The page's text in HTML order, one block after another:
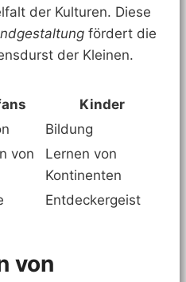
der Kulturen. Diese
fördert die
der Kleinen.
Kinder
Bildung
von
Lernen von
Kontinenten
Entdeckergeist
von